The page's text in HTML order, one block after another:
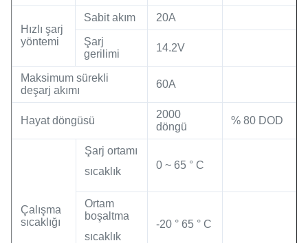
Hızlı şarj
yöntemi
Sabit akım 20A
Şarj
gerilimi
14.2V
Maksimum sürekli
deşarj akımı
60A
Hayat döngüsü
2000
döngü
% 80 DOD
Çalışma
sıcaklığı
Şarj ortamı
sıcaklık
0 ~ 65 ° C
Ortam
boşaltma
sıcaklık
-20 ° 65 ° C